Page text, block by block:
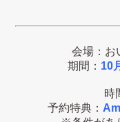
会場：お
期間： 10
時
予約特典：